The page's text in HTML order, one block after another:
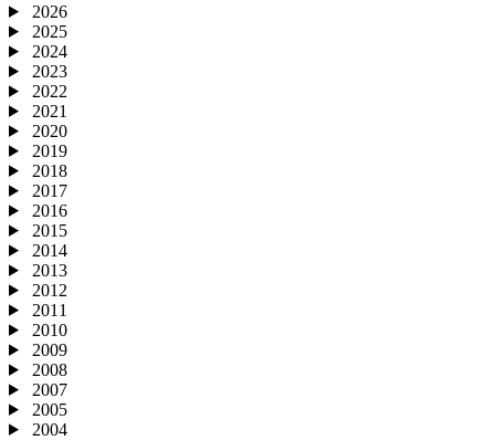
2026
2025
2024
2023
2022
2021
2020
2019
2018
2017
2016
2015
2014
2013
2012
2011
2010
2009
2008
2007
2005
2004